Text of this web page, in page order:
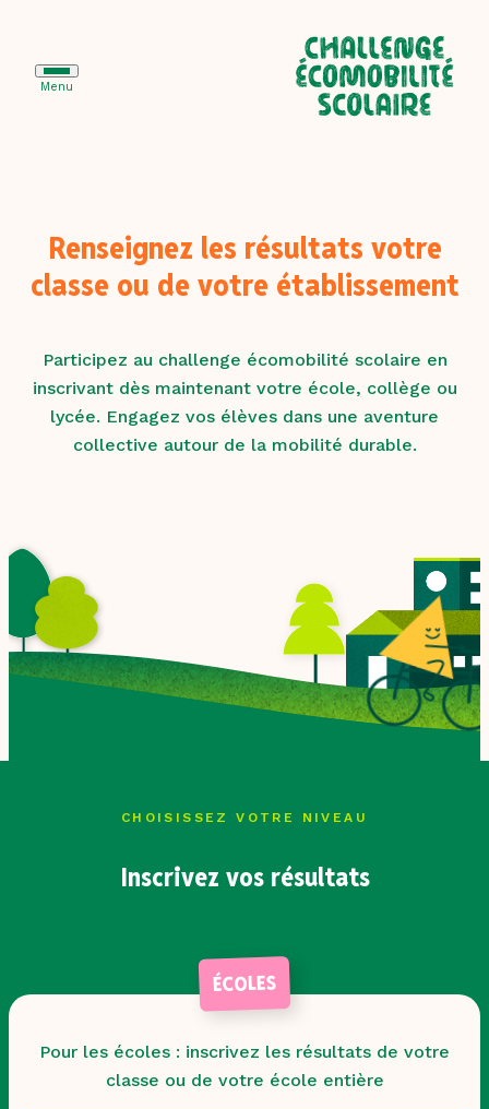
Menu
Collège
Lycée
Animer le challenge
Renseignez les résultats votre
classe ou de votre établissement
Participez au challenge écomobilité scolaire en
inscrivant dès maintenant votre école, collège ou
lycée. Engagez vos élèves dans une aventure
collective autour de la mobilité durable.
CHOISISSEZ VOTRE NIVEAU
Inscrivez vos résultats
ÉCOLES
Pour les écoles : inscrivez les résultats de votre
classe ou de votre école entière